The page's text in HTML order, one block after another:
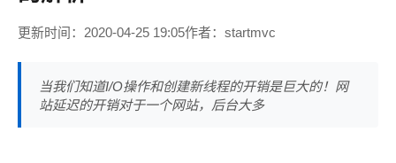
更新时间：2020-04-25 19:05作者：startmvc
当我们知道I/O操作和创建新线程的开销是巨大的！网
站延迟的开销对于一个网站，后台大多